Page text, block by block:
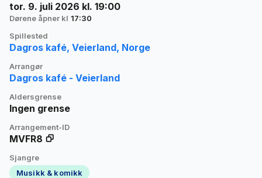
tor. 9. juli 2026 kl. 19:00
Dørene åpner kl 17:30
Spillested
Dagros kafé, Veierland, Norge
Arrangør
Dagros kafé - Veierland
Aldersgrense
Ingen grense
Arrangement-ID
MVFR8
Sjangre
Musikk & komikk